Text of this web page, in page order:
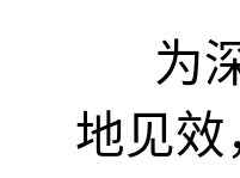
为深
地见效